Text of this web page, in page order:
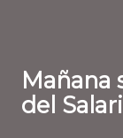
Mañana
del